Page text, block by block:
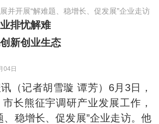
并开展“解难题、稳增长、促发展”企业走访
排忧解难
新创业生态
04日
（记者胡雪璇 谭芳）6月3日，
长熊征宇调研产业发展工作，
、稳增长、促发展”企业走访。他